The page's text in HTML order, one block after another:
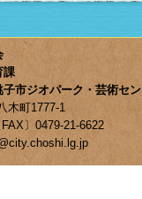
課
市ジオパーク・芸術セ
木町1777-1
〕0479-21-6622